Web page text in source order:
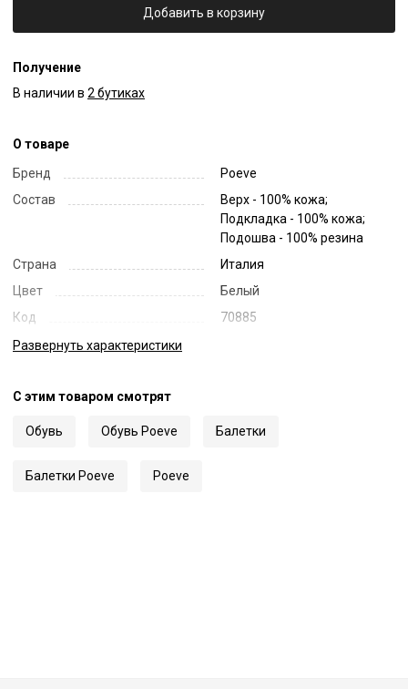
Добавить в корзину
Получение
В наличии в 2 бутиках
О товаре
Бренд
Poeve
Состав
Верх - 100% кожа;
Подкладка - 100% кожа;
Подошва - 100% резина
Страна
Италия
Цвет
Белый
Код
70885
Артикул
Развернуть характеристики
С этим товаром смотрят
Обувь Обувь Poeve Балетки
Балетки Poeve Poeve